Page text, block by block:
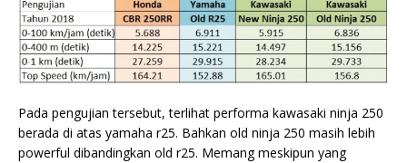
Pada pengujian tersebut, terlihat performa kawasaki ninja 250
berada di atas yamaha r25. Bahkan old ninja 250 masih lebih
powerful dibandingkan old r25. Memang meskipun yang